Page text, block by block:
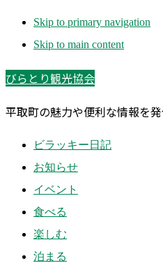
Skip to primary navigation
Skip to main content
びらとり観光協会
平取町の魅力や便利な情報を
ビラッキー日記
お知らせ
イベント
食べる
楽しむ
泊まる